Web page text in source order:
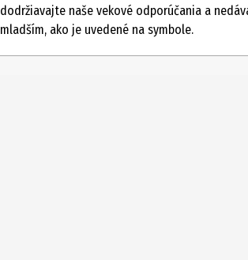
plyšové predmety
Vekové odporúčanie od
dodržiavajte naše vekové odporúčania a
mladším, ako je uvedené na symbole.